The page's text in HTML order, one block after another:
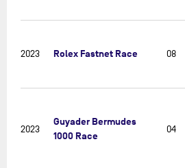
2023 Rolex Fastnet Race 08
2023
Guyader Bermudes
1000 Race
04